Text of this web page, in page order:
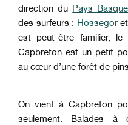
direction du Pays Basque
des surfeurs : Hossegoret
est peut-être familier, le
Capbreton est un petit
au cœur d’une forêt de
On vient à Capbreton
seulement. Balades